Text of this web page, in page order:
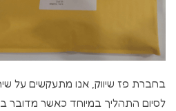
בחברת פז שיווק, אנו מתעקשים על
לסיום התהליך במיוחד כאשר מדובר